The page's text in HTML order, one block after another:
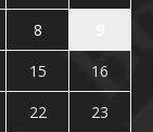
8
15
16
22
23